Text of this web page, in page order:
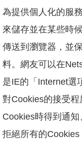
為提供個人化的服
來儲存並在某些時
傳送到瀏覽器，並
料。網友可以在
是IE的「Internet選
對Cookies的接受
Cookies時得到通
拒絕所有的